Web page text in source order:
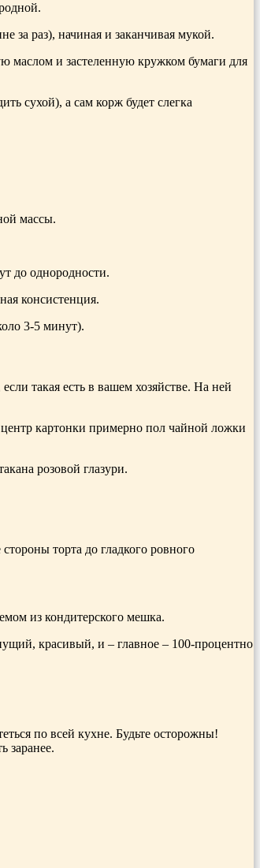
за раз), начиная и заканчивая мукой.
маслом и застеленную кружком бумаги для
сухой), а сам корж будет слегка
массы.
до однородности.
консистенция.
3-5 минут).
такая есть в вашем хозяйстве. На ней
картонки примерно пол чайной ложки
розовой глазури.
торта до гладкого ровного
из кондитерского мешка.
красивый, и – главное – 100-процентно
по всей кухне. Будьте осторожны!
заранее.